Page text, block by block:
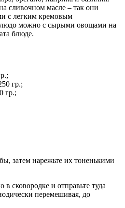
сливочном масле – так они
с легким кремовым
можно с сырыми овощами на
блюде.
гр.;
гр.;
затем нарежьте их тоненькими
в сковородке и отправьте туда
перемешивая, до